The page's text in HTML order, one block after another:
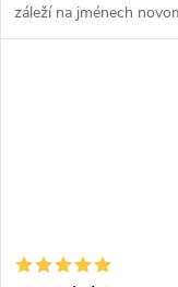
záleží na jménech
šířka: cca 21 cm záleží